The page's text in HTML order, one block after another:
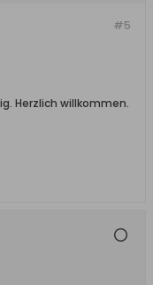
#5
Herzlich willkommen.